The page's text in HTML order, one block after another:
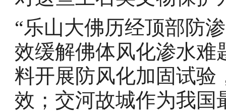
“乐山大佛历经顶部防
效缓解佛体风化渗水难
料开展防风化加固试验
效；交河故城作为我国